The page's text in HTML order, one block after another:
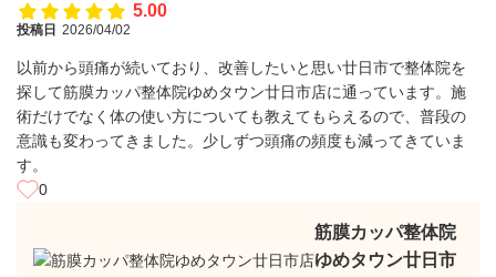
5.00
投稿日 2026/04/02
以前から頭痛が続いており、改善したいと思い廿日市で整体院を
探して筋膜カッパ整体院ゆめタウン廿日市店に通っています。施
術だけでなく体の使い方についても教えてもらえるので、普段の
意識も変わってきました。少しずつ頭痛の頻度も減ってきていま
す。
0
筋膜カッパ整体院
ゆめタウン廿日市